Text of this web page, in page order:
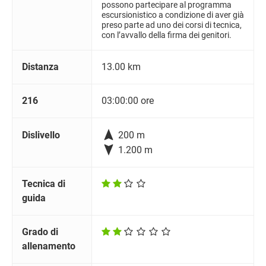
possono partecipare al programma
escursionistico a condizione di aver già
preso parte ad uno dei corsi di tecnica,
con l’avvallo della firma dei genitori.
Distanza 13.00 km
216 03:00:00 ore
Dislivello  200 m
 1.200 m
Tecnica di
guida
Grado di
allenamento